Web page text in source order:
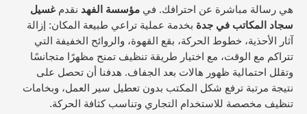
هي رسالة مباشرة عن احترافك. في مؤسسة الفهد نقدم غسيل
سجاد المكاتب في جدة بخدمة عملية تراعي طبيعة المكان: إزالة
آثار الأحذية، خطوط الحركة، بقع القهوة، والروائح الخفيفة التي
تتراكم مع الوقت، مع اختيار طريقة تنظيف تمنح مظهرًا متجانسًا
وتقلل احتمالية ظهور هالات بعد الجفاف. هدفنا أن تحصل على
نتيجة مرتبة ترفع شكل المكتب بدون تعطيل سير العمل، وبخامات
تنظيف مخصصة للاستخدام التجاري وتناسب كثافة الحركة.